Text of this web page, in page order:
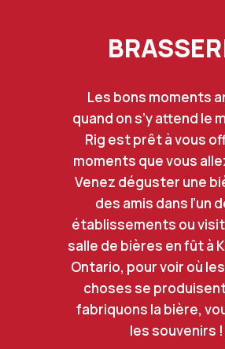
Les bons moments
quand on s’y attend le
Rig est prêt à vous
moments que vous
Venez déguster une
des amis dans l’un
établissements ou
salle de bières en fût à
Ontario, pour voir où
choses se
fabriquons la bière,
les souvenirs !